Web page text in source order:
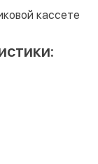
кассете